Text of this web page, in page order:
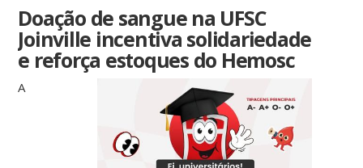
Doação de sangue na UFSC
Joinville incentiva solidariedade
e reforça estoques do Hemosc
A